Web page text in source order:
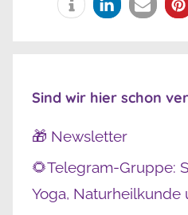
Sind wir hier schon
🎁 Newsletter
🌻Telegram-Gruppe:
Yoga, Naturheilkunde